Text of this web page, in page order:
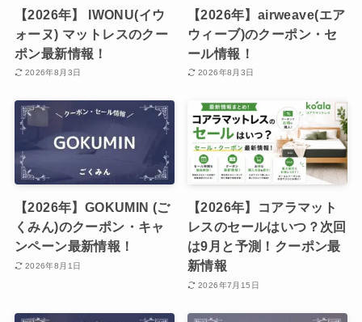
【2026年】 IWONU(イウ
ォーヌ) マットレスのクー
ポン最新情報！
2026年8月3日
【2026年】airweave(エア
ウィーブ)のクーポン・セ
ール情報！
2026年8月3日
【2026年】GOKUMIN (ご
くみん)のクーポン・キャ
ンペーン最新情報！
2026年8月1日
【2026年】コアラマット
レスのセールはいつ？次回
は9月と予測！クーポン最
新情報
2026年7月15日